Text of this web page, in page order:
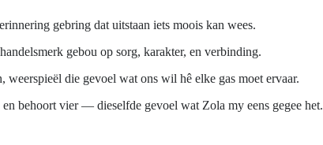
gebring dat uitstaan iets moois kan wees.
gebou op sorg, karakter, en verbinding.
die gevoel wat ons wil hê elke gas moet ervaar.
behoort vier — dieselfde gevoel wat Zola my eens gegee het.